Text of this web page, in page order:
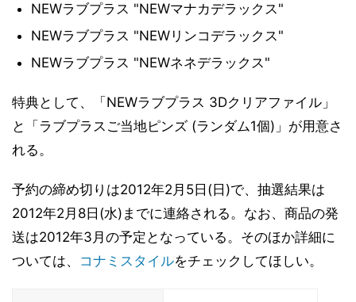
NEWラブプラス "NEWマナカデラックス"
NEWラブプラス "NEWリンコデラックス"
NEWラブプラス "NEWネネデラックス"
特典として、「NEWラブプラス 3Dクリアファイル」
と「ラブプラスご当地ピンズ (ランダム1個)」が用意さ
れる。
予約の締め切りは2012年2月5日(日)で、抽選結果は
2012年2月8日(水)までに連絡される。なお、商品の発
送は2012年3月の予定となっている。そのほか詳細に
ついては、 コナミスタイルをチェックしてほしい。